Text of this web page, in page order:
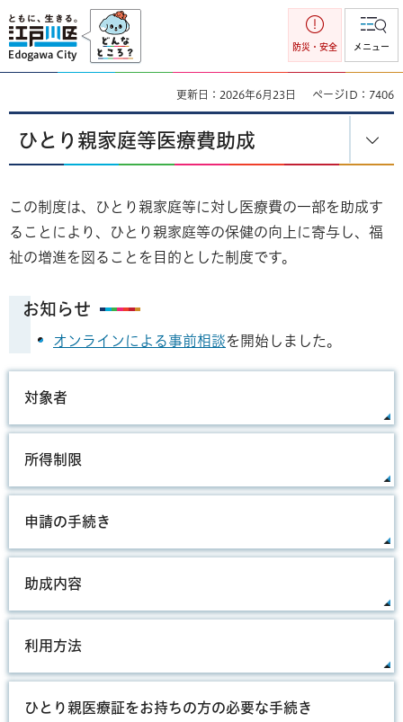
江戸川区
防災・安全 メニュー
更新日：2026年6月23日 ページID：7406
ひとり親家庭等医療費助成
この制度は、ひとり親家庭等に対し医療費の一部を助成す
ることにより、ひとり親家庭等の保健の向上に寄与し、福
祉の増進を図ることを目的とした制度です。
お知らせ
オンラインによる事前相談を開始しました。
対象者
所得制限
申請の手続き
助成内容
利用方法
ひとり親医療証をお持ちの方の必要な手続き